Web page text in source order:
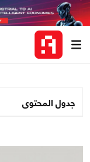
جدول المحتوى